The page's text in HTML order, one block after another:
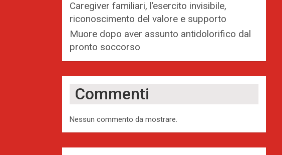
Caregiver familiari, l’esercito invisibile,
riconoscimento del valore e supporto
Muore dopo aver assunto antidolorifico dal
pronto soccorso
Commenti
Nessun commento da mostrare.